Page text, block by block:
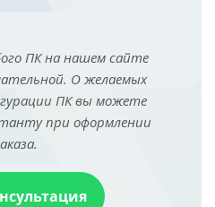
ПК на нашем сайте
О желаемых
ПК вы можете
при оформлении